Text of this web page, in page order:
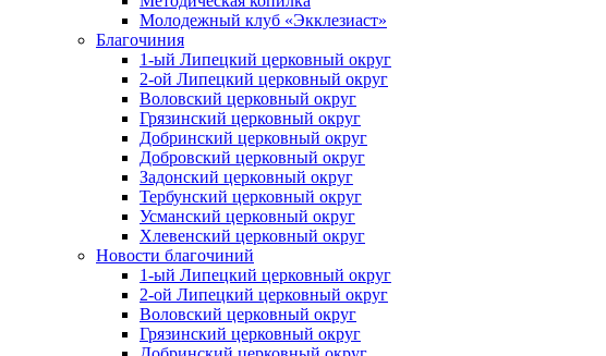
Молодежный клуб «Экклезиаст»
Благочиния
1-ый Липецкий церковный округ
2-ой Липецкий церковный округ
Воловский церковный округ
Грязинский церковный округ
Добринский церковный округ
Добровский церковный округ
Задонский церковный округ
Тербунский церковный округ
Усманский церковный округ
Хлевенский церковный округ
Новости благочиний
1-ый Липецкий церковный округ
2-ой Липецкий церковный округ
Воловский церковный округ
Грязинский церковный округ